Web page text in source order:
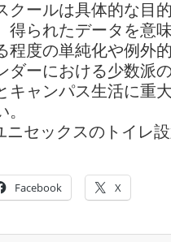
クールは具体的な目
得られたデータを意
程度の単純化や例外
ダーにおける少数派
キャンパス生活に重
。
ニセックスのトイレ
Facebook X